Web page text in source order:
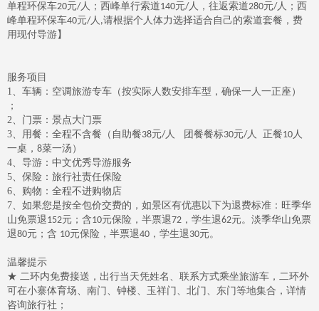
单程环保车20元/人；西峰单行索道140元/人，往返索道280元/人；西
峰单程环保车40元/人 ,请根据个人体力选择适合自己的索道套餐，费
用现付导游】
服务项目
1、车辆：空调旅游专车（按实际人数安排车型，确保一人一正座）
；
2、门票：景点大门票
3、用餐：全程不含餐（自助餐38元/人 团餐餐标30元/人 正餐10人
一桌， 8菜一汤）
4、导游：中文优秀导游服务
5、保险：旅行社责任保险
6、购物：全程不进购物店
7、如果您是按全包价交费的，如景区有优惠以下为退费标准：旺季华
山免票退152元；含10元保险，半票退72 ，学生退62元。淡季华山免票
退80元；含 10元保险，半票退40 ，学生退30元。
温馨提示
★ 二环内免费接送，出行当天凭姓名、联系方式乘坐旅游车，二环外
可在小寨体育场、南门、钟楼、玉祥门、北门、东门等地集合，详情
咨询旅行社；